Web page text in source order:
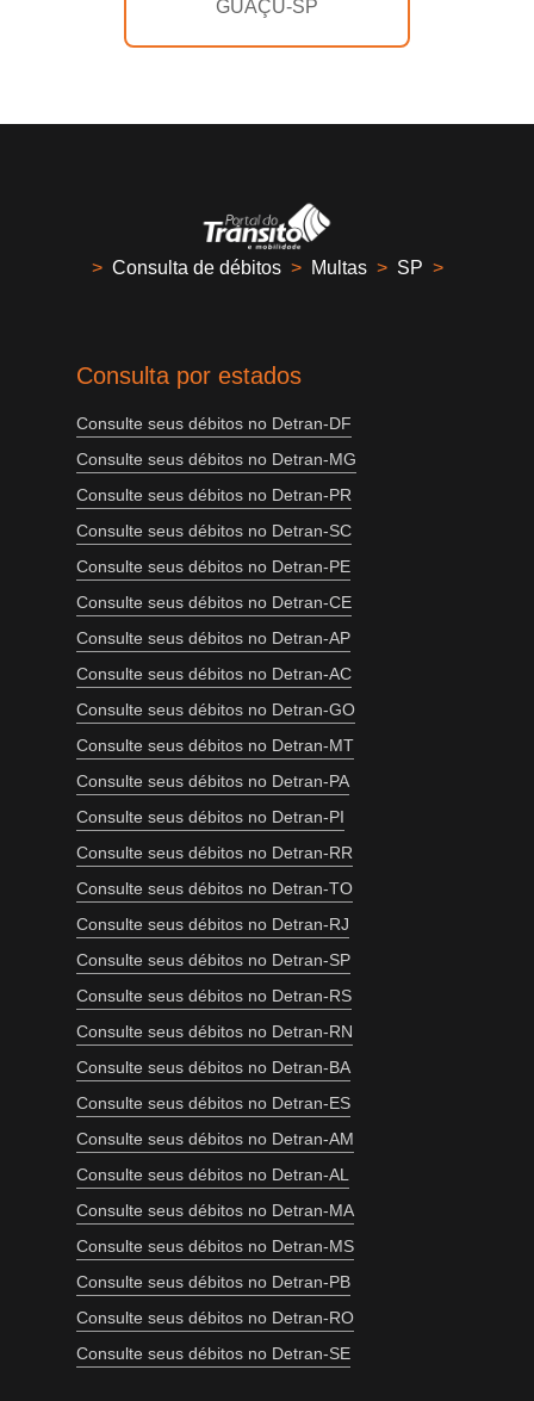
GUAÇU-SP
> Consulta de débitos > Multas > SP >
Consulta por estados
Consulte seus débitos no Detran-DF
Consulte seus débitos no Detran-MG
Consulte seus débitos no Detran-PR
Consulte seus débitos no Detran-SC
Consulte seus débitos no Detran-PE
Consulte seus débitos no Detran-CE
Consulte seus débitos no Detran-AP
Consulte seus débitos no Detran-AC
Consulte seus débitos no Detran-GO
Consulte seus débitos no Detran-MT
Consulte seus débitos no Detran-PA
Consulte seus débitos no Detran-PI
Consulte seus débitos no Detran-RR
Consulte seus débitos no Detran-TO
Consulte seus débitos no Detran-RJ
Consulte seus débitos no Detran-SP
Consulte seus débitos no Detran-RS
Consulte seus débitos no Detran-RN
Consulte seus débitos no Detran-BA
Consulte seus débitos no Detran-ES
Consulte seus débitos no Detran-AM
Consulte seus débitos no Detran-AL
Consulte seus débitos no Detran-MA
Consulte seus débitos no Detran-MS
Consulte seus débitos no Detran-PB
Consulte seus débitos no Detran-RO
Consulte seus débitos no Detran-SE